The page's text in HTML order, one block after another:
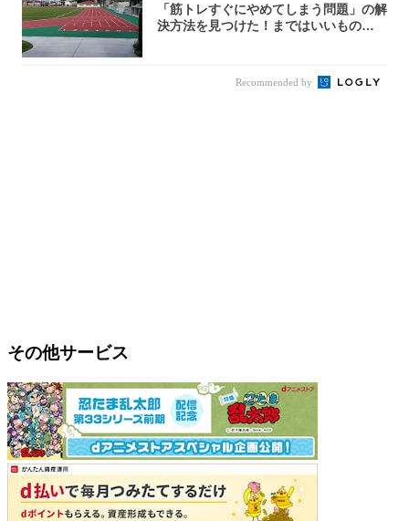
「筋トレすぐにやめてしまう問題」の解
決方法を見つけた！まではいいもの
Recommended by
その他サービス